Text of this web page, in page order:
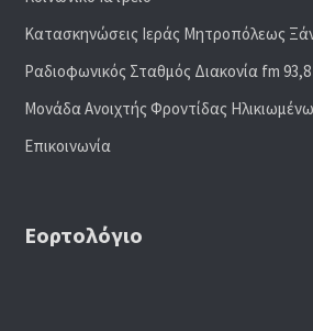
Κατασκηνώσεις Ιεράς Μητροπόλεως
Ραδιoφωνικός Σταθμός Διακονία fm 93,8
Μονάδα Ανοιχτής Φροντίδας
Επικοινωνία
Εορτολόγιο